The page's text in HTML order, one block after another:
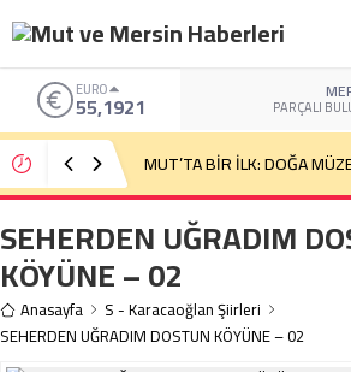
EURO
55,1921 PARÇALI
MUT’TA BİR İLK: DOĞA
SEHERDEN UĞRADIM
KÖYÜNE – 02
Anasayfa
S - Karacaoğlan Şiirleri
SEHERDEN UĞRADIM DOSTUN KÖYÜNE – 02